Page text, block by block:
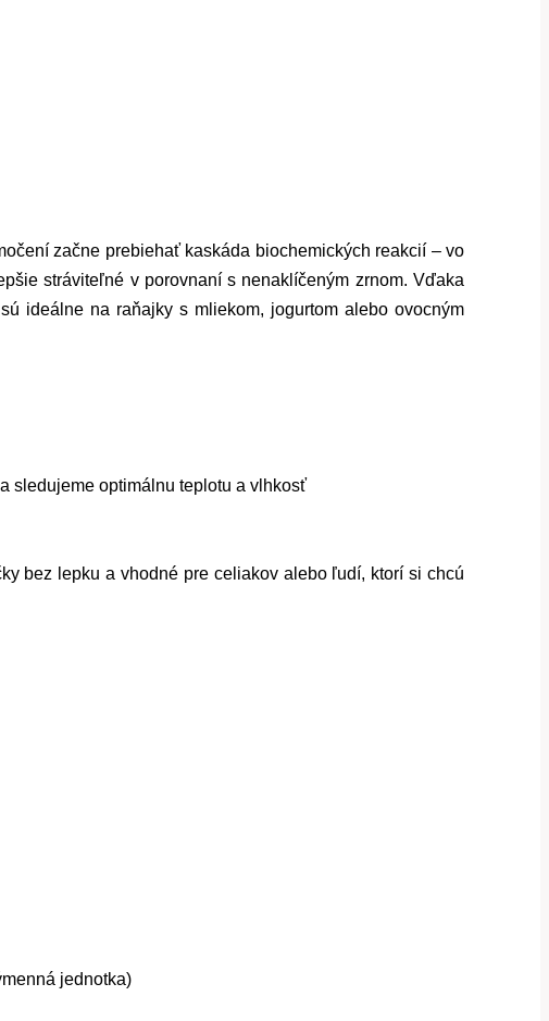
začne prebiehať kaskáda biochemických reakcií – vo
stráviteľné v porovnaní s nenaklíčeným zrnom. Vďaka
ideálne na raňajky s mliekom, jogurtom alebo ovocným
sledujeme optimálnu teplotu a vlhkosť
bez lepku a vhodné pre celiakov alebo ľudí, ktorí si chcú
jednotka)